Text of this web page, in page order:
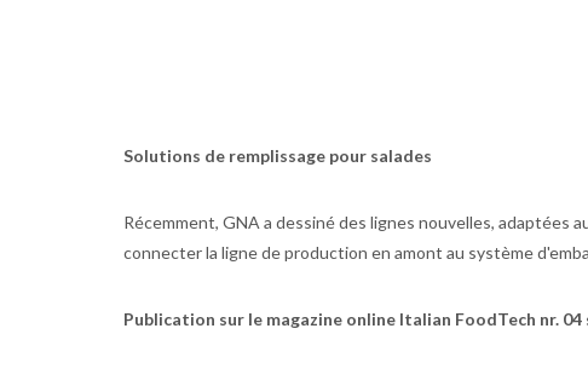
Solutions de remplissage pour salades
Récemment, GNA a dessiné des lignes nouvelles, adaptées
connecter la ligne de production en amont au système
Publication sur le magazine online Italian FoodTech nr. 04